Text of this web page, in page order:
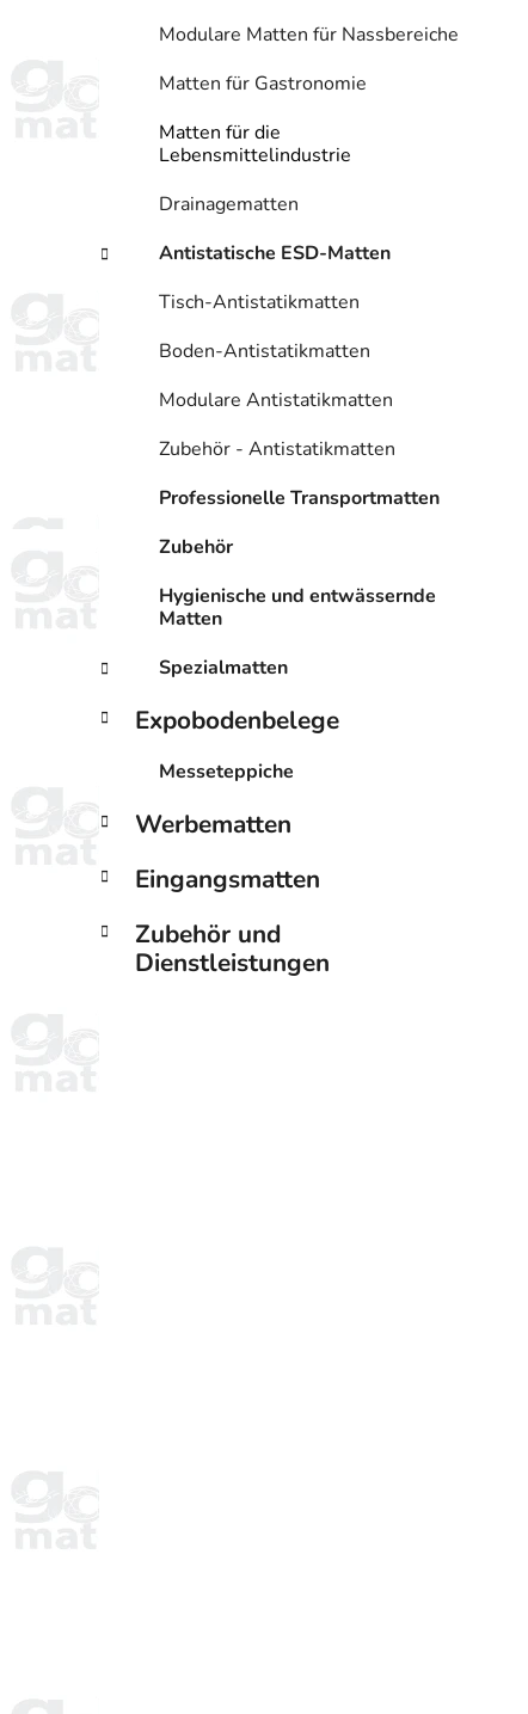
Modulare Matten für Nassbereiche
Matten für Gastronomie
Matten für die
Lebensmittelindustrie
Drainagematten
Antistatische ESD-Matten
Tisch-Antistatikmatten
Boden-Antistatikmatten
Modulare Antistatikmatten
Zubehör - Antistatikmatten
Professionelle Transportmatten
Zubehör
Hygienische und entwässernde
Matten
Spezialmatten
Expobodenbelege
Messeteppiche
Werbematten
Eingangsmatten
Zubehör und
Dienstleistungen